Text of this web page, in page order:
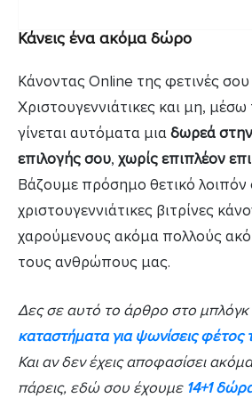
Κάνεις ένα ακόμα δώρο
Κάνοντας Online της φετινές
Χριστουγεννιάτικες και μη, μέσω
γίνεται αυτόματα μιαδωρεά
επιλογής σου, χωρίς επιπλέον
Βάζουμε πρόσημο θετικό λοιπόν
χριστουγεννιάτικες βιτρίνες
χαρούμενους ακόμα πολλούς
τους ανθρώπους μας.
Δες σε αυτό το άρθρο στο
καταστήματα για ψωνίσεις φέτος
Και αν δεν έχεις αποφασίσει
πάρεις, εδώ σου έχουμε 14+1